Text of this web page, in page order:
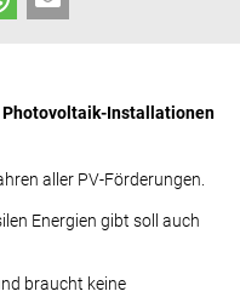
Photovoltaik-Installationen
aller PV-Förderungen.
Energien gibt soll auch
braucht keine